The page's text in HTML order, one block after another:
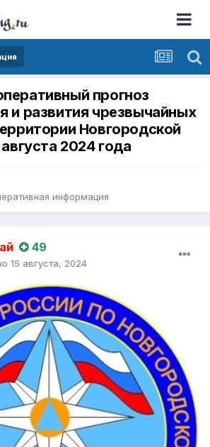
прогноз
и развития чрезвычайных
Новгородской
2024 года
информация
49
15 августа, 2024